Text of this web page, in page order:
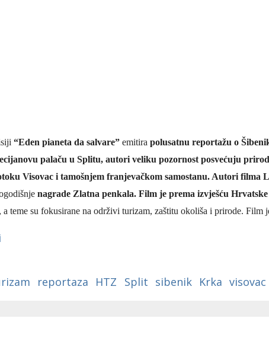
“Eden pianeta da salvare” emitira polusatnu reportažu o
u palaču u Splitu, autori veliku pozornost posvećuju
u Visovac i tamošnjem franjevačkomsamostanu. Autori filma
e nagrade Zlatna penkala. Film je prema izvješću
teme su fokusirane na održivi turizam, zaštitu okoliša i prirode. Film
reportaza HTZ Split sibenik Krka visovac